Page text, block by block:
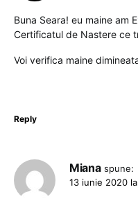
Buna Seara! eu maine am
Certificatul de Nastere ce
Voi verifica maine
Reply
Miana spune:
13 iunie 2020